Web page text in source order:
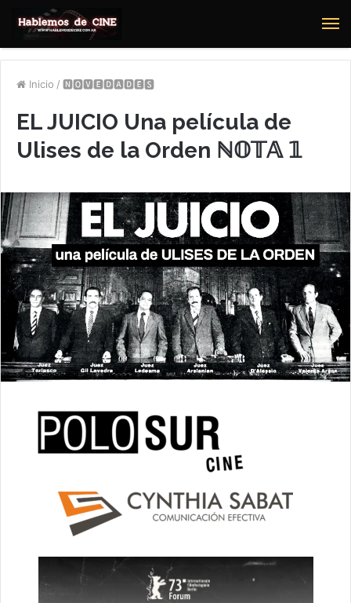
Inicio / 🅽🅾🆅🅴🅳🅰🅳🅴🆂
EL JUICIO Una película de
Ulises de la Orden ℕ𝕆𝕋𝔸 𝟙